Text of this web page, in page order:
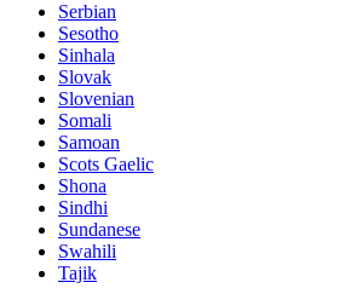
Serbian
Sesotho
Sinhala
Slovak
Slovenian
Somali
Samoan
Scots Gaelic
Shona
Sindhi
Sundanese
Swahili
Tajik